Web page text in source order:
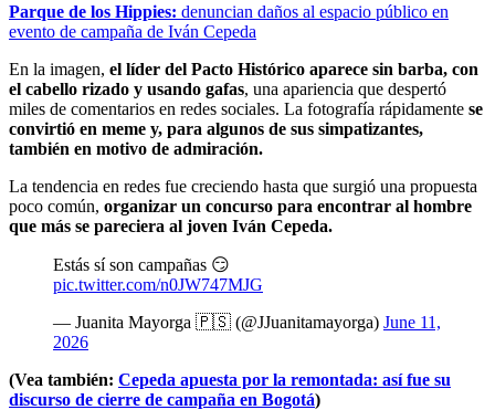
Parque de los Hippies: denuncian daños al espacio público en
evento de campaña de Iván Cepeda
En la imagen, el líder del Pacto Histórico aparece sin barba, con
el cabello rizado y usando gafas, una apariencia que despertó
miles de comentarios en redes sociales. La fotografía rápidamente se
convirtió en meme y, para algunos de sus simpatizantes,
también en motivo de admiración.
La tendencia en redes fue creciendo hasta que surgió una propuesta
poco común, organizar un concurso para encontrar al hombre
que más se pareciera al joven Iván Cepeda.
Estás sí son campañas 😏
pic.twitter.com/n0JW747MJG
— Juanita Mayorga 🇵🇸 (@JJuanitamayorga) June 11,
2026
(Vea también: Cepeda apuesta por la remontada: así fue su
discurso de cierre de campaña en Bogotá)